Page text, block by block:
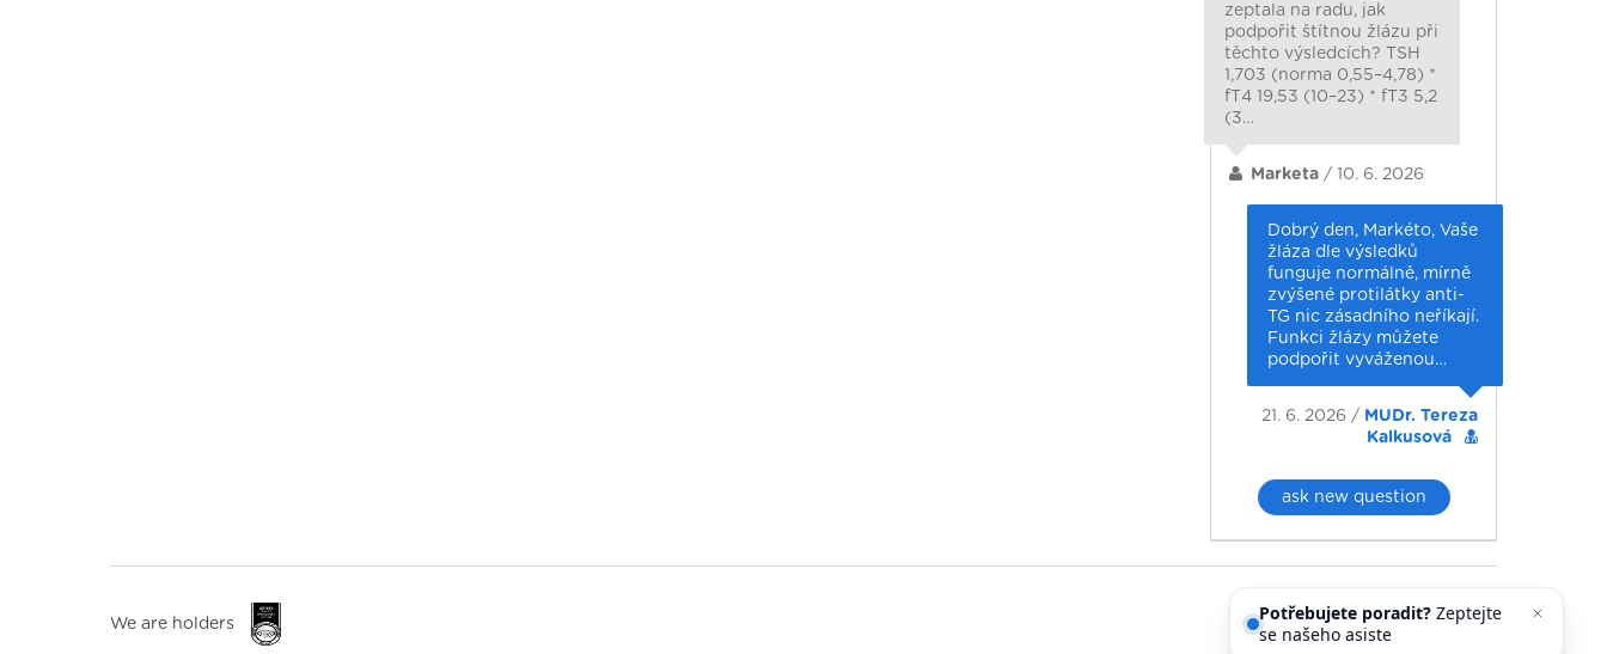
zeptala na radu, jak
podpořit štítnou žlázu při
těchto výsledcích? TSH
1,703 (norma 0,55–4,78) *
fT4 19,53 (10–23) * fT3 5,2
(3…
Marketa / 10. 6. 2026
Dobrý den, Markéto, Vaše
žláza dle výsledků
funguje normálně, mírně
zvýšené protilátky anti-
TG nic zásadního neříkají.
Funkci žlázy můžete
podpořit vyváženou…
21. 6. 2026 / MUDr. Tereza
Kalkusová
ask new question
We are holders Potřebujete poradit?Zeptejte
se našeho asistenta